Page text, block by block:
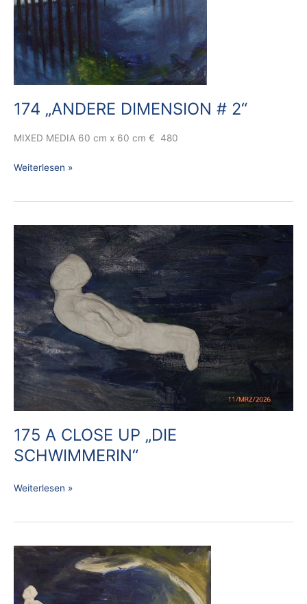
174 „ANDERE DIMENSION # 2“
MIXED MEDIA 60 cm x 60 cm € 480
Weiterlesen »
175 A CLOSE UP „DIE
SCHWIMMERIN“
175
UP
„DIE
SCHWIMMERIN“
Weiterlesen »
175
SCHWIMMERIN“